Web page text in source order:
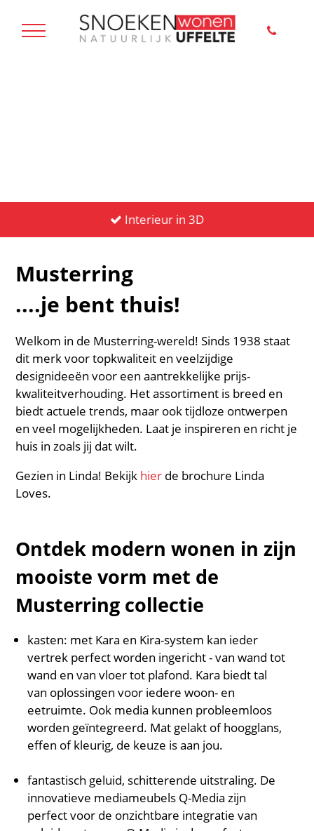
Interieur in 3D
Musterring
....je bent thuis!
Welkom in de Musterring-wereld! Sinds 1938 staat
dit merk voor topkwaliteit en veelzijdige
designideeën voor een aantrekkelijke prijs-
kwaliteitverhouding. Het assortiment is breed en
biedt actuele trends, maar ook tijdloze ontwerpen
en veel mogelijkheden. Laat je inspireren en richt je
huis in zoals jij dat wilt.
Gezien in Linda! Bekijk hier de brochure Linda
Loves.
Ontdek modern wonen in zijn
mooiste vorm met de
Musterring collectie
kasten: met Kara en Kira-system kan ieder
vertrek perfect worden ingericht - van wand tot
wand en van vloer tot plafond. Kara biedt tal
van oplossingen voor iedere woon- en
eetruimte. Ook media kunnen probleemloos
worden geïntegreerd. Mat gelakt of hoogglans,
effen of kleurig, de keuze is aan jou.
fantastisch geluid, schitterende uitstraling. De
innovatieve mediameubels Q-Media zijn
perfect voor de onzichtbare integratie van